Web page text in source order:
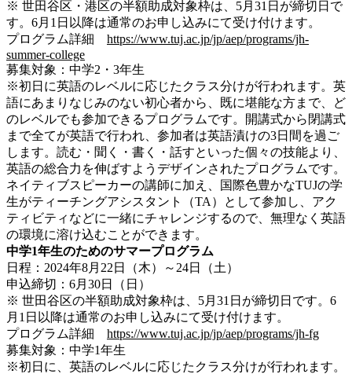
※ 世田谷区・港区の半額助成対象枠は、5月31日が締切日で
す。6月1日以降は通常のお申し込みにて受け付けます。
プログラム詳細 https://www.tuj.ac.jp/jp/aep/programs/jh-
summer-college
募集対象：中学2・3年生
※初日に英語のレベルに応じたクラス分けが行われます。英
語にあまりなじみのない初心者から、既に堪能な方まで、ど
のレベルでも参加できるプログラムです。開講式から閉講式
まで全てが英語で行われ、参加者は英語漬けの3日間を過ご
します。読む・聞く・書く・話すといった個々の技能より、
英語の総合力を伸ばすようデザインされたプログラムです。
ネイティブスピーカーの講師に加え、国際色豊かなTUJの学
生がティーチングアシスタント（TA）として参加し、アク
ティビティなどに一緒にチャレンジするので、無理なく英語
の環境に溶け込むことができます。
中学1年生のためのサマープログラム
日程：2024年8月22日（木）～24日（土）
申込締切：6月30日（日）
※ 世田谷区の半額助成対象枠は、5月31日が締切日です。6
月1日以降は通常のお申し込みにて受け付けます。
プログラム詳細 https://www.tuj.ac.jp/jp/aep/programs/jh-fg
募集対象：中学1年生
※初日に、英語のレベルに応じたクラス分けが行われます。